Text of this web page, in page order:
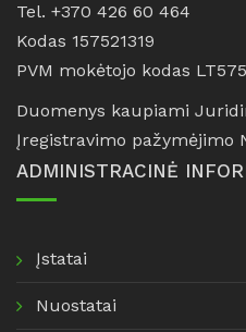
Tel. +370 426 60 464
Kodas 157521319
PVM mokėtojo kodas
Duomenys kaupiami
Įregistravimo pažymėjimo
ADMINISTRACINĖ
Įstatai
Nuostatai